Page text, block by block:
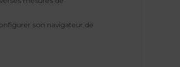
son navigateur de